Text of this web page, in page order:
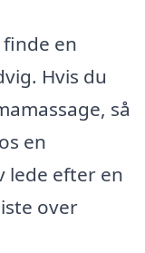
en
Hvis du
så
en
lede efter en
over